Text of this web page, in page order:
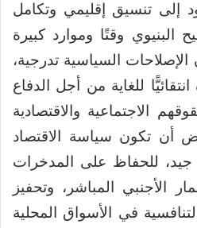
إلى تنسيق إقليمي وتكامل
البنيوي وقتًا وموارد كبيرة
السياسية تدرجية،
للغاية من أجل الدفاع
الاجتماعية والاقتصادية
أن تكون سياسة الاقتصاد
جيد، للحفاظ على المدخرات
الأجنبي المباشر، وتحفيز
في الأسواق المحلية